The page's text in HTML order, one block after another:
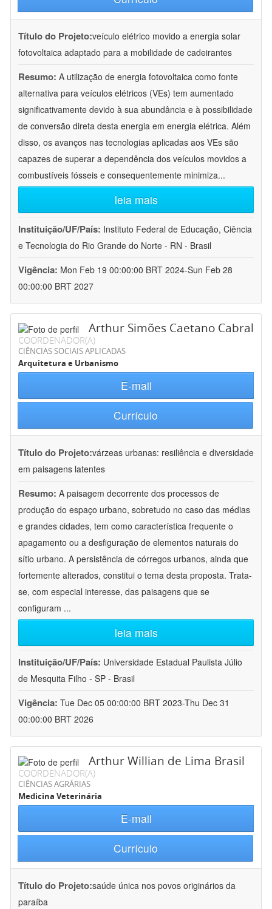
Título do Projeto:veículo elétrico movido a energia solar
fotovoltaica adaptado para a mobilidade de cadeirantes
Resumo: A utilização de energia fotovoltaica como fonte
alternativa para veículos elétricos (VEs) tem aumentado
significativamente devido à sua abundância e à possibilidade
de conversão direta desta energia em energia elétrica. Além
disso, os avanços nas tecnologias aplicadas aos VEs são
capazes de superar a dependência dos veículos movidos a
combustíveis fósseis e consequentemente minimiza...
leia mais
Instituição/UF/País: Instituto Federal de Educação, Ciência
e Tecnologia do Rio Grande do Norte - RN - Brasil
Vigência: Mon Feb 19 00:00:00 BRT 2024-Sun Feb 28
00:00:00 BRT 2027
Arthur Simões Caetano Cabral
COORDENADOR(A)
CIÊNCIAS SOCIAIS APLICADAS
Arquitetura e Urbanismo
E-mail
Currículo
Título do Projeto:várzeas urbanas: resiliência e diversidade
em paisagens latentes
Resumo: A paisagem decorrente dos processos de
produção do espaço urbano, sobretudo no caso das médias
e grandes cidades, tem como característica frequente o
apagamento ou a desfiguração de elementos naturais do
sítio urbano. A persistência de córregos urbanos, ainda que
fortemente alterados, constitui o tema desta proposta. Trata-
se, com especial interesse, das paisagens que se
configuram ...
leia mais
Instituição/UF/País: Universidade Estadual Paulista Júlio
de Mesquita Filho - SP - Brasil
Vigência: Tue Dec 05 00:00:00 BRT 2023-Thu Dec 31
00:00:00 BRT 2026
Arthur Willian de Lima Brasil
COORDENADOR(A)
CIÊNCIAS AGRÁRIAS
Medicina Veterinária
E-mail
Currículo
Título do Projeto:saúde única nos povos originários da
paraíba